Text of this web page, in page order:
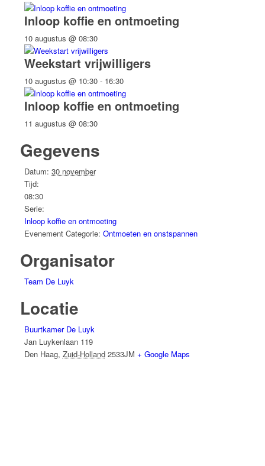
Inloop koffie en ontmoeting
10 augustus @ 08:30
Weekstart vrijwilligers
10 augustus @ 10:30- 16:30
Inloop koffie en ontmoeting
11 augustus @ 08:30
Gegevens
Datum: 30 november
Tijd:
08:30
Serie:
Inloop koffie en ontmoeting
Evenement Categorie: Ontmoeten en onstspannen
Organisator
Team De Luyk
Locatie
Buurtkamer De Luyk
Jan Luykenlaan 119
Den Haag, Zuid-Holland 2533JM + Google Maps